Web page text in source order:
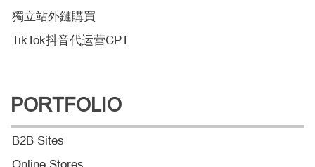
獨立站外鏈購買
TikTok抖音代运营CPT
PORTFOLIO
B2B Sites